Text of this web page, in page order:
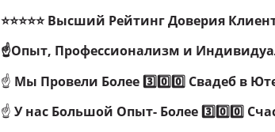
⭐⭐⭐⭐⭐ Высший Рейтинг Доверия
☝Опыт, Профессионализм и
☝ Мы Провели Более 3️⃣0️⃣0️⃣ Свадеб в
☝ У нас Большой Опыт- Более3️⃣0️⃣0️⃣